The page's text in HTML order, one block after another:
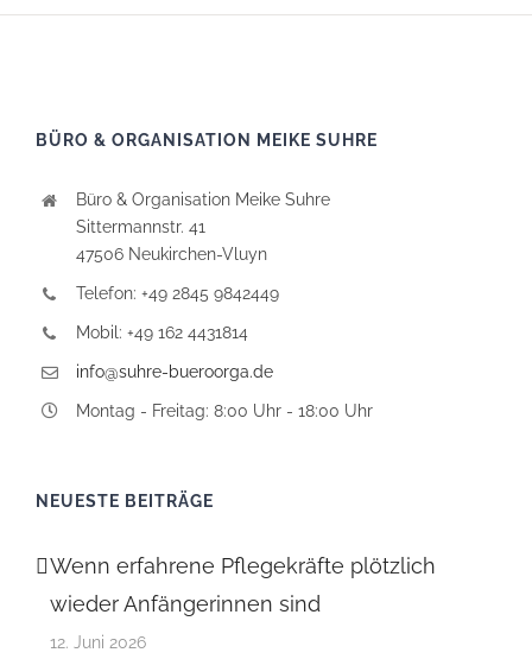
BÜRO & ORGANISATION MEIKE SUHRE
Büro & Organisation Meike Suhre
Sittermannstr. 41
47506 Neukirchen-Vluyn
Telefon: +49 2845 9842449
Mobil: +49 162 4431814
info@suhre-bueroorga.de
Montag - Freitag: 8:00 Uhr - 18:00 Uhr
NEUESTE BEITRÄGE
Wenn erfahrene Pflegekräfte plötzlich
wieder Anfängerinnen sind
12. Juni 2026